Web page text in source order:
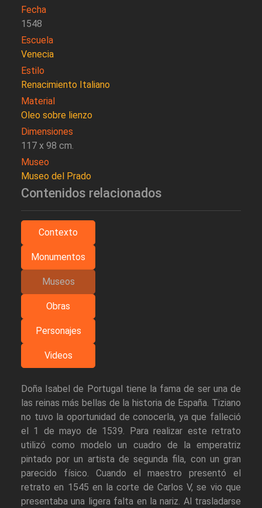
Fecha
1548
Escuela
Venecia
Estilo
Renacimiento Italiano
Material
Oleo sobre lienzo
Dimensiones
117 x 98 cm.
Museo
Museo del Prado
Contenidos relacionados
Contexto
Monumentos
Museos
Obras
Personajes
Videos
Doña Isabel de Portugal tiene la fama de ser una de
las reinas más bellas de la historia de España. Tiziano
no tuvo la oportunidad de conocerla, ya que falleció
el 1 de mayo de 1539. Para realizar este retrato
utilizó como modelo un cuadro de la emperatriz
pintado por un artista de segunda fila, con un gran
parecido físico. Cuando el maestro presentó el
retrato en 1545 en la corte de Carlos V, se vio que
presentaba una ligera falta en la nariz. Al trasladarse